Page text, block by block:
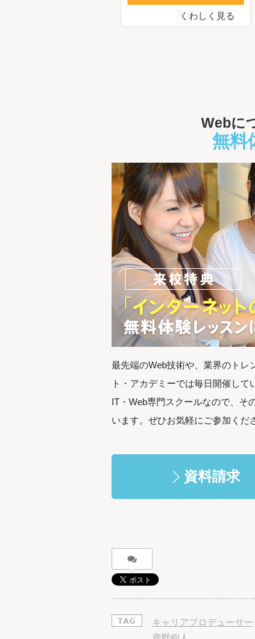
くわしく見る
Webに
無料
最先端のWeb技術や、業界のトレ
ト・アカデミーでは毎日開催し
IT・Web専門スクールなので、そ
います。ぜひお気軽にご参加くだ
資料請求
キャリアプロデューサー